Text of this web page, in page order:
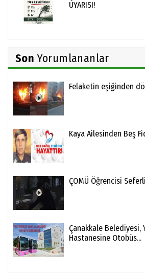
UYARISI!
Son Yorumlananlar
Felaketin eşiğinden
Kaya Ailesinden Beş
ÇOMÜ Öğrencisi
Çanakkale Belediyesi,
Hastanesine Otobüs...